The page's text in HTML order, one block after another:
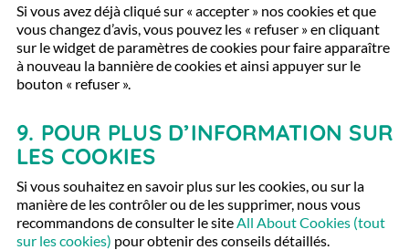
Si vous avez déjà cliqué sur « accepter » nos cookies et que
vous changez d’avis, vous pouvez les « refuser » en cliquant
sur le widget de paramètres de cookies pour faire apparaître
à nouveau la bannière de cookies et ainsi appuyer sur le
bouton « refuser ».
9. POUR PLUS D’INFORMATION SUR
LES COOKIES
Si vous souhaitez en savoir plus sur les cookies, ou sur la
manière de les contrôler ou de les supprimer, nous vous
recommandons de consulter le site All About Cookies (tout
sur les cookies) pour obtenir des conseils détaillés.